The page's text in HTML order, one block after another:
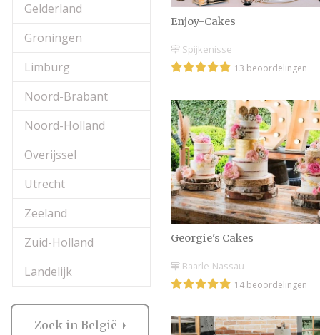
Gelderland
Groningen
Limburg
Noord-Brabant
Noord-Holland
Overijssel
Utrecht
Zeeland
Zuid-Holland
Landelijk
Zoek in België
Enjoy-Cakes
Spijkenisse
13 beoordelingen
Georgie's Cakes
Baarle-Nassau
14 beoordelingen